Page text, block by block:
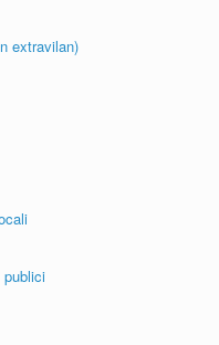
extravilan)
publici